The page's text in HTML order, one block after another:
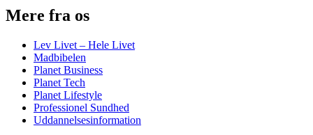
Mere fra os
Lev Livet – Hele Livet
Madbibelen
Planet Business
Planet Tech
Planet Lifestyle
Professionel Sundhed
Uddannelsesinformation